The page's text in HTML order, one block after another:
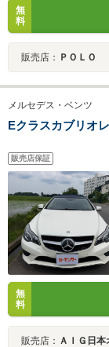
無
料
販売店： ＰＯＬＯ
メルセデス・ベンツ
Eクラスカブリオ
販売店保証
無
料
販売店： ＡＩＧ日本